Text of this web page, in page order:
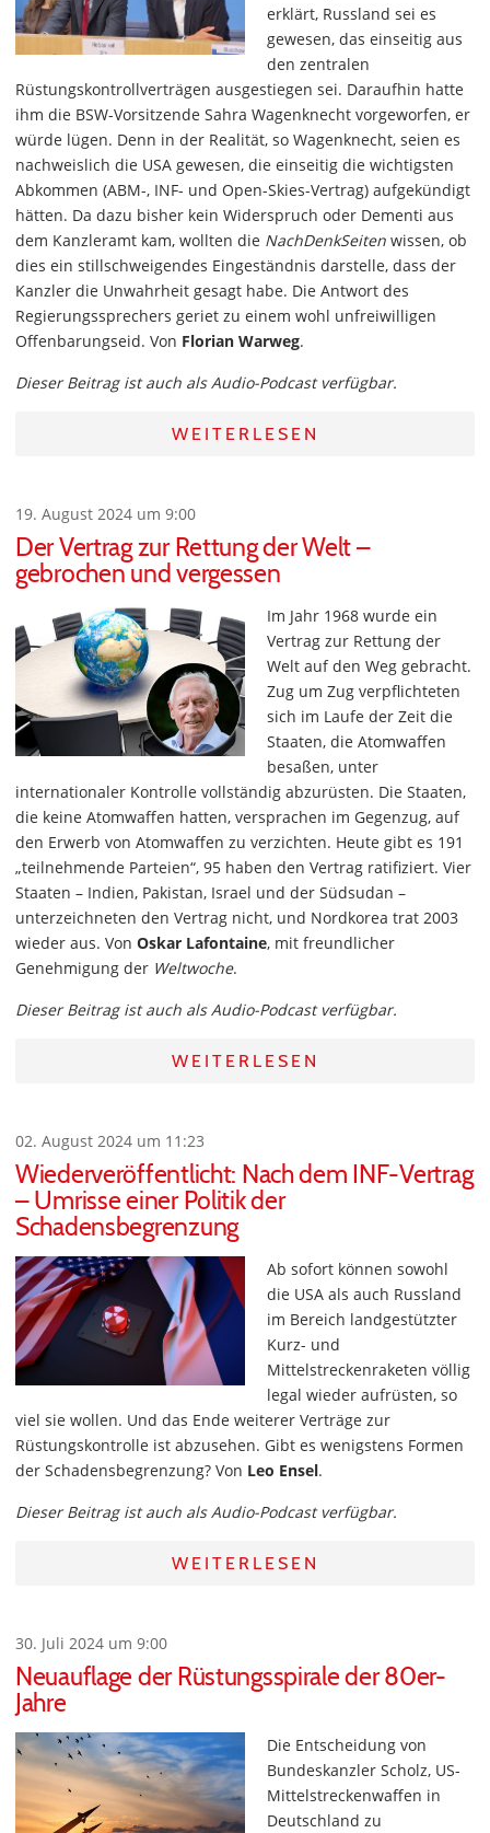
erklärt, Russland sei es
gewesen, das einseitig aus
den zentralen
Rüstungskontrollverträgen ausgestiegen sei. Daraufhin hatte
ihm die BSW-Vorsitzende Sahra Wagenknecht vorgeworfen, er
würde lügen. Denn in der Realität, so Wagenknecht, seien es
nachweislich die USA gewesen, die einseitig die wichtigsten
Abkommen (ABM-, INF- und Open-Skies-Vertrag) aufgekündigt
hätten. Da dazu bisher kein Widerspruch oder Dementi aus
dem Kanzleramt kam, wollten die NachDenkSeiten wissen, ob
dies ein stillschweigendes Eingeständnis darstelle, dass der
Kanzler die Unwahrheit gesagt habe. Die Antwort des
Regierungssprechers geriet zu einem wohl unfreiwilligen
Offenbarungseid. Von Florian Warweg.
Dieser Beitrag ist auch als Audio-Podcast verfügbar.
WEITERLESEN
19. August 2024 um 9:00
Der Vertrag zur Rettung der Welt –
gebrochen und vergessen
Im Jahr 1968 wurde ein
Vertrag zur Rettung der
Welt auf den Weg gebracht.
Zug um Zug verpflichteten
sich im Laufe der Zeit die
Staaten, die Atomwaffen
besaßen, unter
internationaler Kontrolle vollständig abzurüsten. Die Staaten,
die keine Atomwaffen hatten, versprachen im Gegenzug, auf
den Erwerb von Atomwaffen zu verzichten. Heute gibt es 191
„teilnehmende Parteien“, 95 haben den Vertrag ratifiziert. Vier
Staaten – Indien, Pakistan, Israel und der Südsudan –
unterzeichneten den Vertrag nicht, und Nordkorea trat 2003
wieder aus. Von Oskar Lafontaine, mit freundlicher
Genehmigung der Weltwoche.
Dieser Beitrag ist auch als Audio-Podcast verfügbar.
WEITERLESEN
02. August 2024 um 11:23
Wiederveröffentlicht: Nach dem INF-Vertrag
– Umrisse einer Politik der
Schadensbegrenzung
Ab sofort können sowohl
die USA als auch Russland
im Bereich landgestützter
Kurz- und
Mittelstreckenraketen völlig
legal wieder aufrüsten, so
viel sie wollen. Und das Ende weiterer Verträge zur
Rüstungskontrolle ist abzusehen. Gibt es wenigstens Formen
der Schadensbegrenzung? Von Leo Ensel.
Dieser Beitrag ist auch als Audio-Podcast verfügbar.
WEITERLESEN
30. Juli 2024 um 9:00
Neuauflage der Rüstungsspirale der 80er-
Jahre
Die Entscheidung von
Bundeskanzler Scholz, US-
Mittelstreckenwaffen in
Deutschland zu